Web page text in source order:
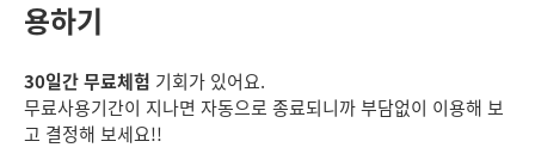
용하기
30일간 무료체험 기회가 있어요.
무료사용기간이 지나면 자동으로 종료되니까 부담없이 이용해 보
고 결정해 보세요!!